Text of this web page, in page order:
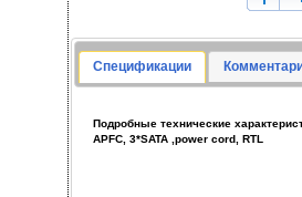
Спецификации
Подробные технические
APFC, 3*SATA ,power cord, RTL